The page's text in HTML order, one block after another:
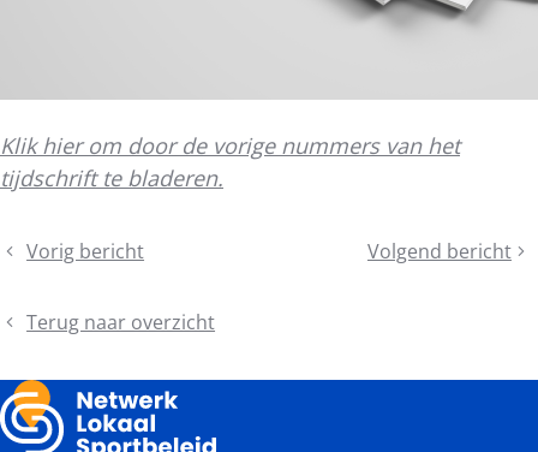
Klik hier om door de vorige nummers van het
tijdschrift te bladeren.
Deel
bericht
Vorig bericht
Welkom,
Volgend bericht
Podcast:
en
Terug naar overzicht